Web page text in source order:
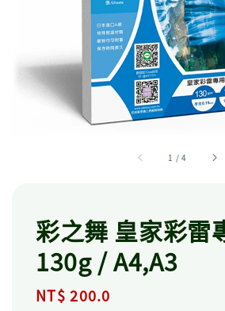
1 /4
彩之舞 皇家彩雷
130g / A4,A3
Regular
NT$ 200.0